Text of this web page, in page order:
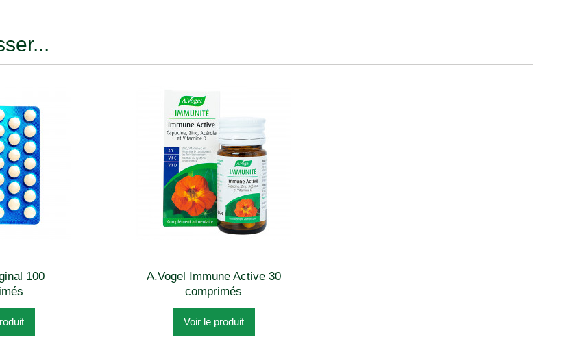
100
A.Vogel Immune Active 30
comprimés
Voir le produit